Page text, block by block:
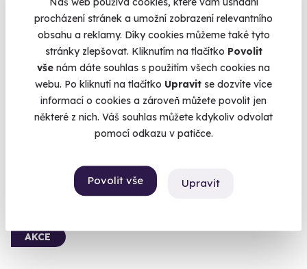
procházení stránek a umožní zobrazení relevantního
obsahu a reklamy. Díky cookies můžeme také tyto
stránky zlepšovat. Kliknutím na tlačítko Povolit
vše nám dáte souhlas s použitím všech cookies na
webu. Po kliknutí na tlačítko Upravit se dozvíte více
informací o cookies a zároveň můžete povolit jen
některé z nich. Váš souhlas můžete kdykoliv odvolat
pomocí odkazu v patičce.
Povolit vše Upravit
9.8(16)
Tandemový paragliding - termický let
Prolétněte se na křídle a zažijte omamný pocit volného létání.
Beskydy (Frýdek-Místek)
AKCE